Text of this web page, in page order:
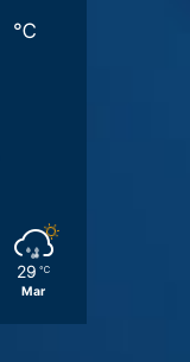
℃
29 ℃
Mar